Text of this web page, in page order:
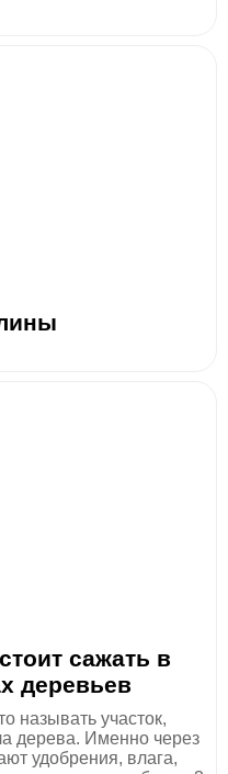
сажать в
деревьев
называть участок,
дерева. Именно через
удобрения, влага,